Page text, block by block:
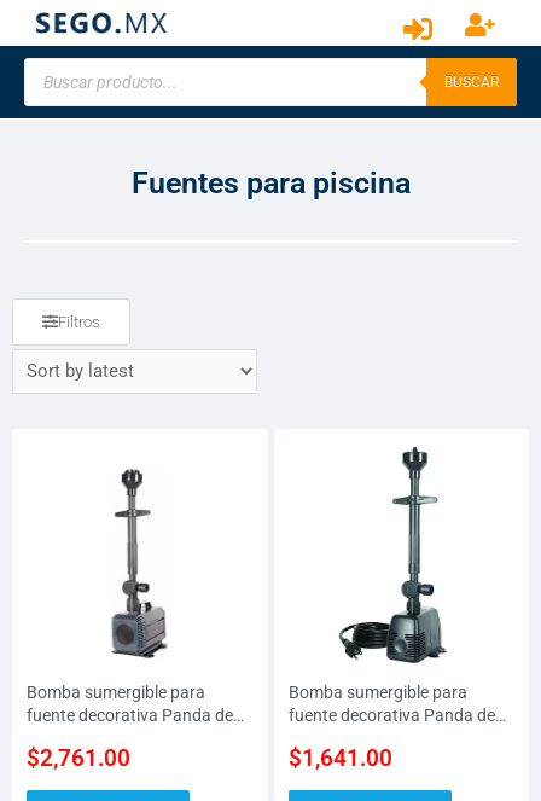
BUSCAR
Fuentes para piscina
Filtros
Bomba sumergible para
fuente decorativa Panda de
4.5 M y 5500 LPH
$2,761.00
Bomba sumergible para
fuente decorativa Panda de
3.5 M y 3000 LPH
$1,641.00